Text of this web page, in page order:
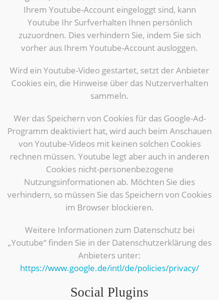
Ihrem Youtube-Account eingeloggt sind, kann
Youtube Ihr Surfverhalten Ihnen persönlich
zuzuordnen. Dies verhindern Sie, indem Sie sich
vorher aus Ihrem Youtube-Account ausloggen.
Wird ein Youtube-Video gestartet, setzt der Anbieter
Cookies ein, die Hinweise über das Nutzerverhalten
sammeln.
Wer das Speichern von Cookies für das Google-Ad-
Programm deaktiviert hat, wird auch beim Anschauen
von Youtube-Videos mit keinen solchen Cookies
rechnen müssen. Youtube legt aber auch in anderen
Cookies nicht-personenbezogene
Nutzungsinformationen ab. Möchten Sie dies
verhindern, so müssen Sie das Speichern von Cookies
im Browser blockieren.
Weitere Informationen zum Datenschutz bei
„Youtube“ finden Sie in der Datenschutzerklärung des
Anbieters unter:
https://www.google.de/intl/de/policies/privacy/
Social Plugins